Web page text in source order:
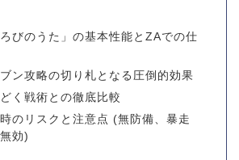
ろびのうた」の基本性能とZAでの仕
ン攻略の切り札となる圧倒的効果
く戦術との徹底比較
のリスクと注意点 (無防備、暴走
効)